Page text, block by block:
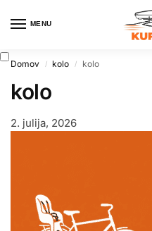
MENU
Domov / kolo / kolo
kolo
2. julija, 2026